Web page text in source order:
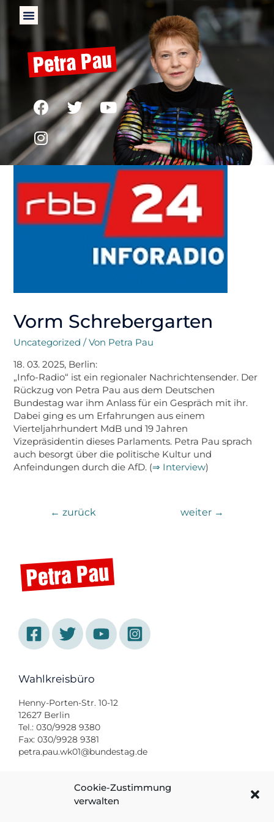
Cookie-Zustimmung
verwalten
Vorm Schrebergarten
Uncategorized / Von Petra Pau
18. 03. 2025, Berlin:
„Info-Radio“ ist ein regionaler Nachrichtensender. Der
Rückzug von Petra Pau aus dem Deutschen
Bundestag war ihm Anlass für ein Gespräch mit ihr.
Dabei ging es um Erfahrungen aus einem
Vierteljahrhundert MdB und 19 Jahren
Vizepräsidentin dieses Parlaments. Petra Pau sprach
auch besorgt über die politische Kultur und
Anfeindungen durch die AfD. (⇒ Interview)
← zurück weiter →
Wahlkreisbüro
Henny-Porten-Str. 10-12
12627 Berlin
Tel.: 030/9928 9380
Fax: 030/9928 9381
petra.pau.wk01@bundestag.de
Bundestagsbüro